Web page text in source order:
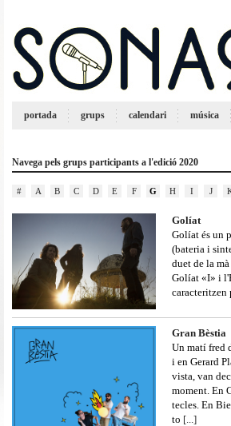
portada grups calendari música
Navega pels grups participants a l'edició 2020
# A B C D E F G H I J
Golíat
Golíat és un
(bateria i
duet de la
Golíat «I» i
caracteritzen
Gran Bèstia
Un matí fred
i en Gerard
vista, van
moment. En
tecles. En
to [...]